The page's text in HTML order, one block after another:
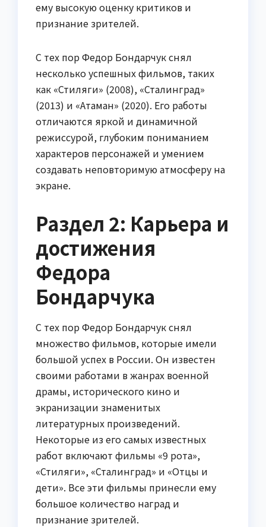
ему высокую оценку критиков и
признание зрителей.
С тех пор Федор Бондарчук снял
несколько успешных фильмов, таких
как «Стиляги» (2008), «Сталинград»
(2013) и «Атаман» (2020). Его работы
отличаются яркой и динамичной
режиссурой, глубоким пониманием
характеров персонажей и умением
создавать неповторимую атмосферу на
экране.
Раздел 2: Карьера и
достижения
Федора
Бондарчука
С тех пор Федор Бондарчук снял
множество фильмов, которые имели
большой успех в России. Он известен
своими работами в жанрах военной
драмы, исторического кино и
экранизации знаменитых
литературных произведений.
Некоторые из его самых известных
работ включают фильмы «9 рота»,
«Стиляги», «Сталинград» и «Отцы и
дети». Все эти фильмы принесли ему
большое количество наград и
признание зрителей.